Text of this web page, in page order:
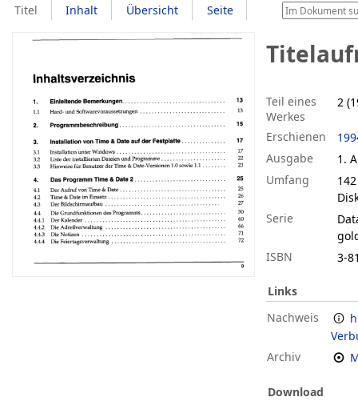
Titel Inhalt Übersicht Seite
Teil eines
Werkes
2
Erschienen
Ausgabe
1.
Umfang
Serie
ISBN
3-
Links
Nachweis
Archiv
Download